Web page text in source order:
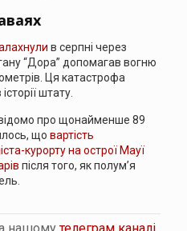
в серпні через
“Дора” допомагав вогню
Ця катастрофа
штату.
про щонайменше 89
щовартість
курорту на острої Мауї
після того, як полум’я